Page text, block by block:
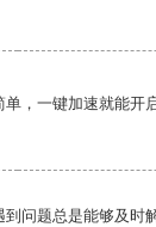
，一键加速就能开
问题总是能够及时